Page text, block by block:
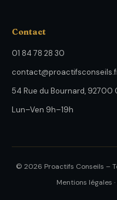
Contact
01 84 78 28 30
54 Rue du Bournard, 92700
Lun–Ven 9h–19h
© 2026 Proactifs Conseils –
Mentions légales